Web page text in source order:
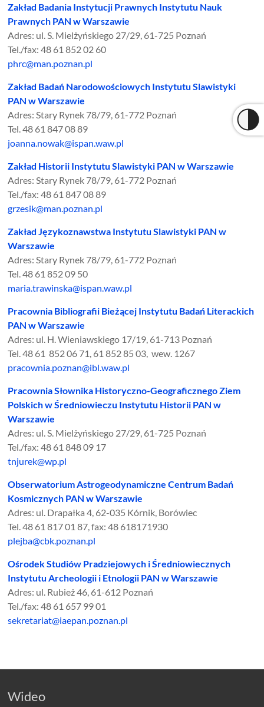
Zakład Badania Instytucji Prawnych Instytutu Nauk
Prawnych PAN w Warszawie
Adres: ul. S. Mielżyńskiego 27/29, 61-725 Poznań
Tel./fax: 48 61 852 02 60
phrc@man.poznan.pl
Zakład Badań Narodowościowych Instytutu Slawistyki
PAN w Warszawie
Adres: Stary Rynek 78/79, 61-772 Poznań
Tel. 48 61 847 08 89
joanna.nowak@ispan.waw.pl
Zakład Historii Instytutu Slawistyki PAN w Warszawie
Adres: Stary Rynek 78/79, 61-772 Poznań
Tel./fax: 48 61 847 08 89
grzesik@man.poznan.pl
Zakład Językoznawstwa Instytutu Slawistyki PAN w
Warszawie
Adres: Stary Rynek 78/79, 61-772 Poznań
Tel. 48 61 852 09 50
maria.trawinska@ispan.waw.pl
Pracownia Bibliografii Bieżącej Instytutu Badań Literackich
PAN w Warszawie
Adres: ul. H. Wieniawskiego 17/19, 61-713 Poznań
Tel. 48 61 852 06 71, 61 852 85 03, wew. 1267
pracownia.poznan@ibl.waw.pl
Pracownia Słownika Historyczno-Geograficznego Ziem
Polskich w Średniowieczu Instytutu Historii PAN w
Warszawie
Adres: ul. S. Mielżyńskiego 27/29, 61-725 Poznań
Tel./fax: 48 61 848 09 17
tnjurek@wp.pl
Obserwatorium Astrogeodynamiczne Centrum Badań
Kosmicznych PAN w Warszawie
Adres: ul. Drapałka 4, 62-035 Kórnik, Borówiec
Tel. 48 61 817 01 87, fax: 48 618171930
plejba@cbk.poznan.pl
Ośrodek Studiów Pradziejowych i Średniowiecznych
Instytutu Archeologii i Etnologii PAN w Warszawie
Adres: ul. Rubież 46, 61-612 Poznań
Tel./fax: 48 61 657 99 01
sekretariat@iaepan.poznan.pl
Wideo